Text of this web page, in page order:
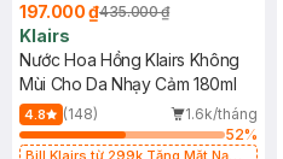
197.000 ₫435.000 ₫
Klairs
Nước Hoa Hồng Klairs Không
Mùi Cho Da Nhạy Cảm 180ml
4.8 (148)
1.6k/tháng
52%
Bill Klairs từ 299k Tặng Mặt Nạ